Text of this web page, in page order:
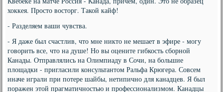
хоккея. Просто восторг. Такой кайф!
- Разделяем ваши чувства.
- Я даже был счастлив, что мне никто не мешает в эфире - могу
говорить все, что на душе! Но вы оцените гибкость сборной
Канады. Отправлялись на Олимпиаду в Сочи, на большие
площадки - пригласили консультантом Ральфа Крюгера. Совсем
иначе играли при потере шайбы, нетипично для канадцев. Я был
поражен этой прагматичностью и профессионализмом. Канадцы